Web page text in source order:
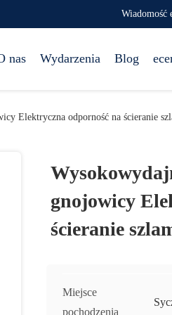
nas Wydarzenia Blog
Elektryczna odporność na ścieranie
gnojowicy
ścieranie
Miejsce
pochodzenia